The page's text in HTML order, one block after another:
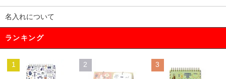
名入れについて
ランキング
1 2 3